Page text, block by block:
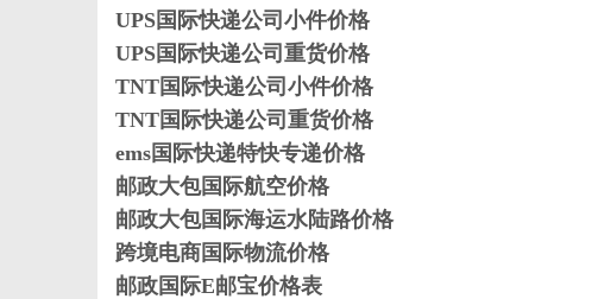
UPS国际快递公司小件价格
UPS国际快递公司重货价格
TNT国际快递公司小件价格
TNT国际快递公司重货价格
ems国际快递特快专递价格
邮政大包国际航空价格
邮政大包国际海运水陆路价格
跨境电商国际物流价格
邮政国际E邮宝价格表